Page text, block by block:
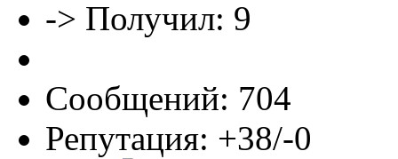
-> Получил: 9
Сообщений: 704
Репутация: +38/-0